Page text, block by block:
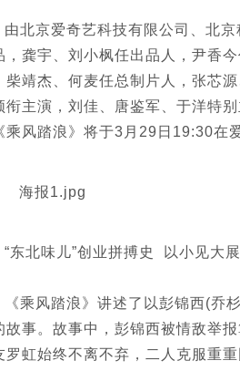
由北京爱奇艺科技有限公司、北
，龚宇、刘小枫任出品人，尹香
柴靖杰、何麦任总制片人，张芯
衔主演，刘佳、唐鉴军、于洋特
乘风踏浪》将于3月29日19:30在
“东北味儿”创业拼搏史 以小见大
《乘风踏浪》讲述了以彭锦西(乔
故事。故事中，彭锦西被情敌举
罗虹始终不离不弃，二人克服重